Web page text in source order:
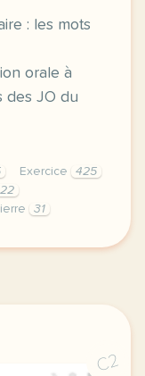
: les mots
orale à
des JO du
Exercice
425
22
31
C2